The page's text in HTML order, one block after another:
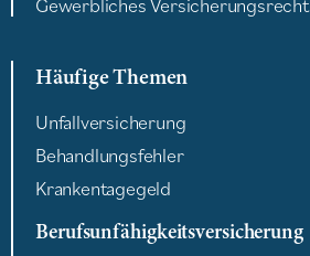
Häufige Themen
Unfallversicherung
Behandlungsfehler
Krankentagegeld
Berufsunfähigkeitsversicherung